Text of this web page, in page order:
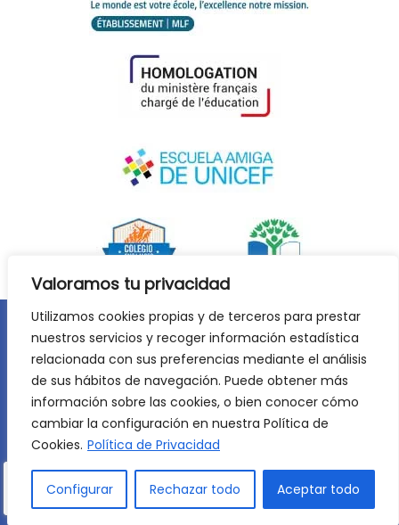
Valoramos tu privacidad
Utilizamos cookies propias y de terceros para prestar
nuestros servicios y recoger información estadística
relacionada con sus preferencias mediante el análisis
de sus hábitos de navegación. Puede obtener más
información sobre las cookies, o bien conocer cómo
cambiar la configuración en nuestra Política de
Cookies. Política de Privacidad
Configurar Rechazar todo Aceptar todo
Aviso legal
Política de privacidad
Política de cookies
©2026Lycée Français Molière de Zaragoza. Todos los
derechos reservados. Desarrollo web: